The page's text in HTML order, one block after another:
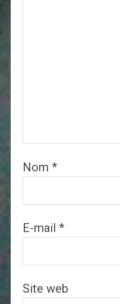
Nom *
E-mail *
Site web